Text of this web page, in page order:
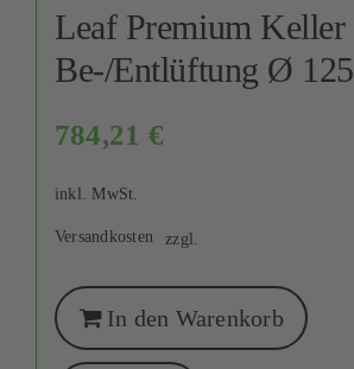
Leaf Premium Keller
Be-/Entlüftung Ø 125
784,21 €
inkl. MwSt.
zzgl.
Versandkosten
In den Warenkorb